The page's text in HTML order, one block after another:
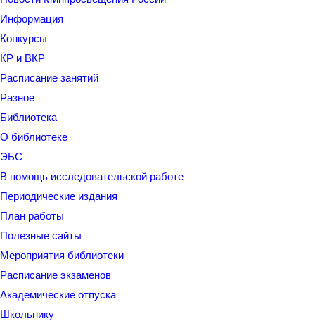
Информация
Конкурсы
КР и ВКР
Расписание занятий
Разное
Библиотека
О библиотеке
ЭБС
В помощь исследовательской работе
Периодические издания
План работы
Полезные сайты
Мероприятия библиотеки
Расписание экзаменов
Академические отпуска
Школьнику